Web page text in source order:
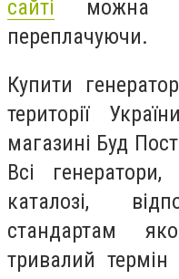
сайті можна
переплачуючи.
Купити
території
магазині Буд
Всі
каталозі,
стандартам
тривалий